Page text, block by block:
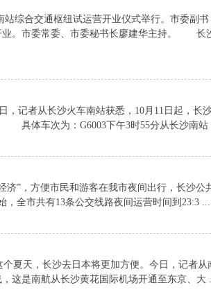
综合交通枢纽试运营开业仪式举行。市委副书
业。市委常委、市委秘书长廖建华主持。 长
记者从长沙火车南站获悉，10月11日起，长
具体车次为：G6003下午3时55分从长沙南站
”，方便市民和游客在我市夜间出行，长沙公
全市共有13条公交线路夜间运营时间到23:3 ...
夏天，长沙去日本将更加方便。今日，记者从
这是南航从长沙黄花国际机场开通至东京、大